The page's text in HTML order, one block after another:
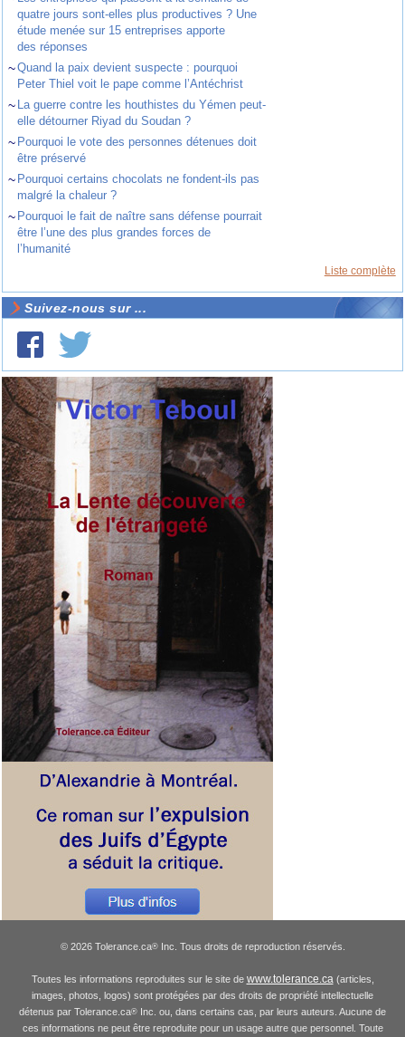
quatre jours sont-elles plus productives ? Une
étude menée sur 15 entreprises apporte
des réponses
~Quand la paix devient suspecte : pourquoi
Peter Thiel voit le pape comme l’Antéchrist
~ La guerre contre les houthistes du Yémen peut-
elle détourner Riyad du Soudan ?
~ Pourquoi le vote des personnes détenues doit
être préservé
~ Pourquoi certains chocolats ne fondent-ils pas
malgré la chaleur ?
~ Pourquoi le fait de naître sans défense pourrait
être l’une des plus grandes forces de
l’humanité
Liste complète
Suivez-nous sur ...
© 2026 Tolerance.ca®Inc. Tous droits de reproduction réservés.
Toutes les informations reproduites sur le site de www.tolerance.ca(articles,
images, photos, logos) sont protégées par des droits de propriété intellectuelle
détenus par Tolerance.ca® Inc. ou, dans certains cas, par leurs auteurs. Aucune de
ces informations ne peut être reproduite pour un usage autre que personnel. Toute